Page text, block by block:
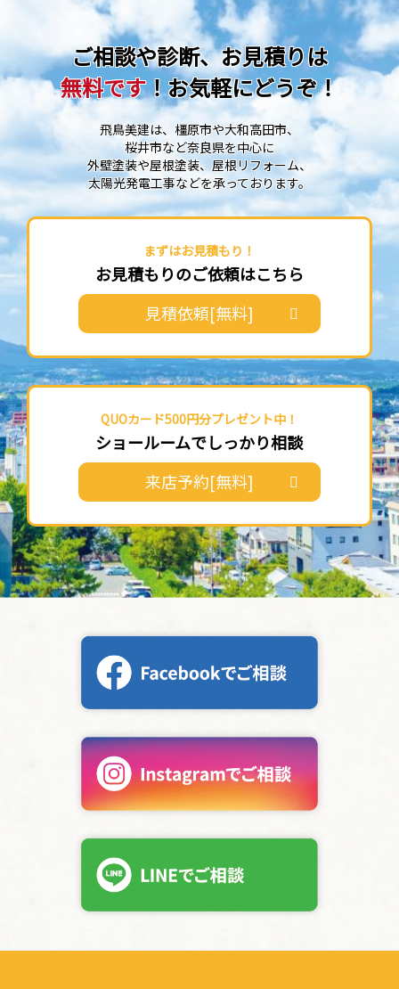
ご相談や診断、お見積りは
無料です！お気軽にどうぞ！
飛鳥美建は、橿原市や大和高田市、
桜井市など奈良県を中心に
外壁塗装や屋根塗装、屋根リフォーム、
太陽光発電工事などを承っております。
まずはお見積もり！
お見積もりのご依頼はこちら
見積依頼[無料]
QUOカード500円分プレゼント中！
ショールームでしっかり相談
来店予約[無料]